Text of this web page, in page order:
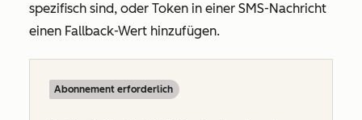
spezifisch sind, oder Token in einer SMS-Nachricht
einen Fallback-Wert hinzufügen.
Abonnement erforderlich